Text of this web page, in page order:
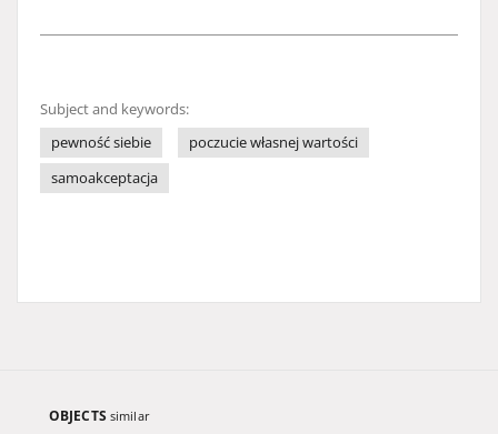
Subject and keywords:
pewność siebie
poczucie własnej wartości
samoakceptacja
OBJECTS similar